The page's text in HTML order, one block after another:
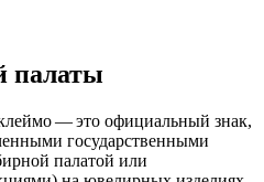
палаты
— это официальный знак,
государственными
палатой или